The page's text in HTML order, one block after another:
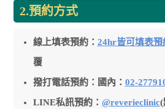
2.預約方式
線上填表預約： 24hr皆可填表預
覆
撥打電話預約：國內： 02-
LINE私訊預約： @reverieclinic(